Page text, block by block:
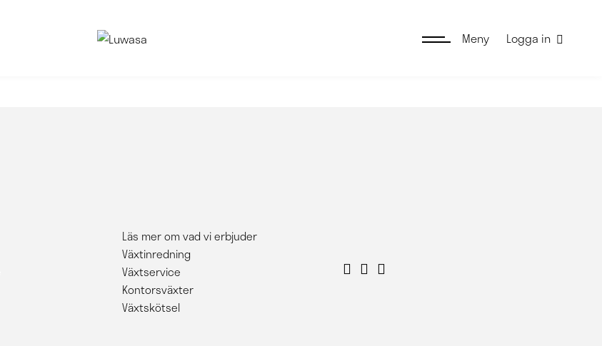
Meny Logga in
Läs mer om vad vi erbjuder
Växtinredning
Växtservice
Kontorsväxter
Växtskötsel